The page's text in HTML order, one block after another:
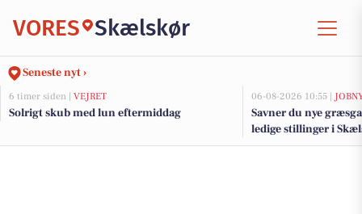
VORES Skælskør
Seneste nyt ›
6 timer siden | VEJRET
Solrigt skub med lun eftermiddag
06-08-2026 10:55 |
Savner du nye
ledige stillinger i